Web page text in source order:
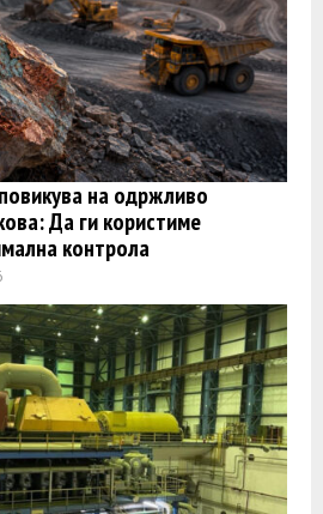
на одржливо
Да ги користиме
контрола